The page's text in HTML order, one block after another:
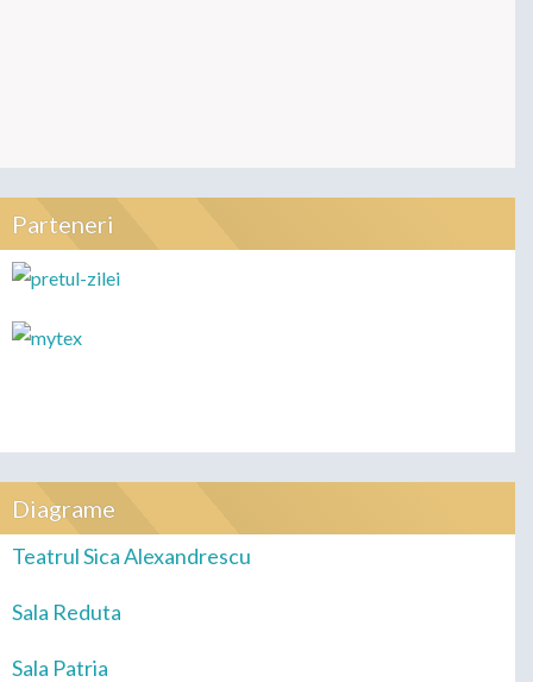
Parteneri
Diagrame
Teatrul Sica Alexandrescu
Sala Reduta
Sala Patria